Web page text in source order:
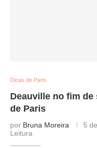
Dicas de Paris
Deauville no fim
de Paris
por Bruna Moreira 5
Leitura